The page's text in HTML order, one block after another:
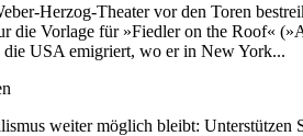
Herzog-Theater vor den Toren
die Vorlage für »Fiedler on the Roof«
die USA emigriert, wo er in New York...
weiter möglich bleibt: